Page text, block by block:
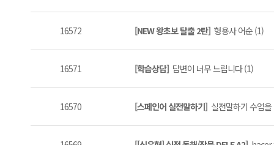
16572 [NEW 왕초보 탈출 2탄] 형용사 어순 (1)
16571 [학습상담] 답변이 너무 느립니다 (1)
16570 [스페인어 실전말하기] 실전말하기 수업